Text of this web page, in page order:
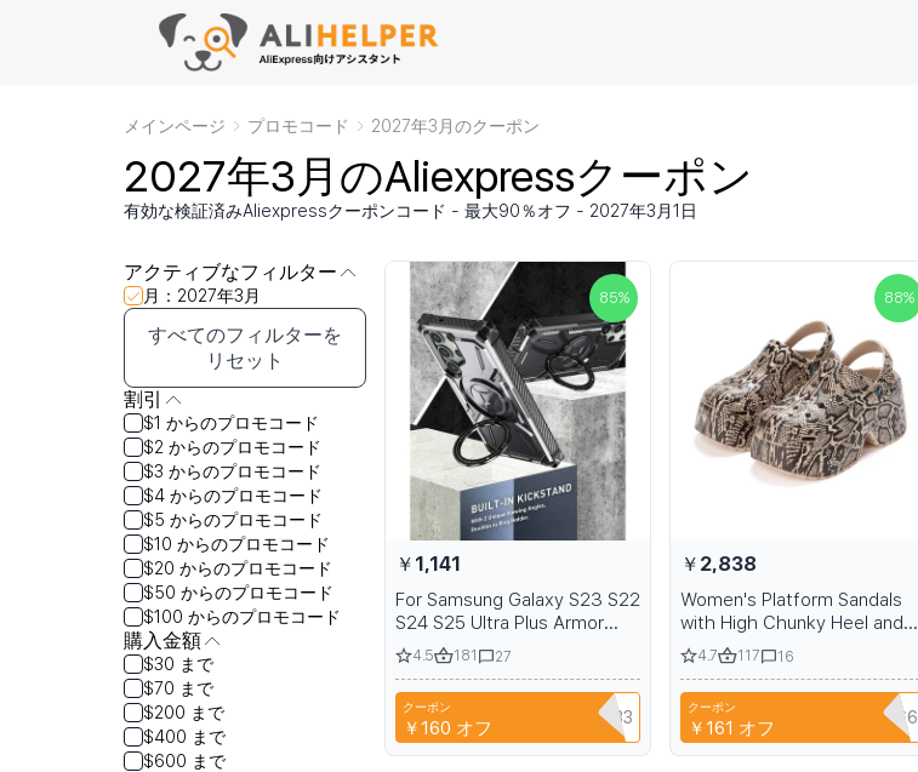
メインページ プロモコード 2027年3月のクーポン
2027年3月のAliexpressクーポン
有効な検証済みAliexpressクーポンコード - 最大90％オフ - 2027年3月1日
アクティブなフィルター
月：2027年3月
すべてのフィルターを
リセット
割引
$1 からのプロモコード
$2 からのプロモコード
$3 からのプロモコード
$4 からのプロモコード
$5 からのプロモコード
$10 からのプロモコード
$20 からのプロモコード
$50 からのプロモコード
$100 からのプロモコード
購入金額
$30 まで
$70 まで
$200 まで
$400 まで
$600 まで
85%
￥1,141
For Samsung Galaxy S23 S22
S24 S25 Ultra Plus Armor
Protective Magnetic Case
with Ring Holder and Belt Clip
Pouch
4.5 181 27
クーポン
￥160 オフ SZHAIYU333
88%
￥2,838
Women's Platform Sandals
with High Chunky Heel and
Closed Toe
4.7 117 16
クーポン
￥161 オフ NIANCI66